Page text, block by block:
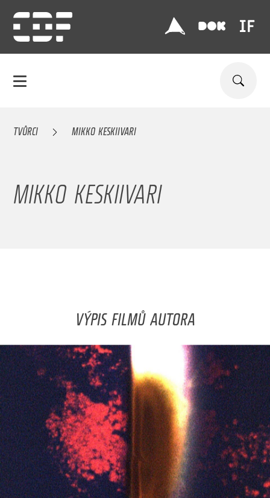
TVŮRCI MIKKO KESKIIVARI
MIKKO KESKIIVARI
VÝPIS FILMŮ AUTORA